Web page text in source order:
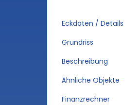
Eckdaten / Details
Grundriss
Beschreibung
Ähnliche Objekte
Finanzrechner